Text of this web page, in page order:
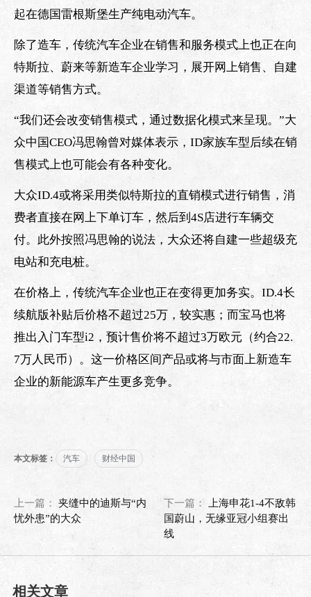
起在德国雷根斯堡生产纯电动汽车。
除了造车，传统汽车企业在销售和服务模式上也正在向
特斯拉、蔚来等新造车企业学习，展开网上销售、自建
渠道等销售方式。
“我们还会改变销售模式，通过数据化模式来呈现。”大
众中国CEO冯思翰曾对媒体表示，ID家族车型后续在销
售模式上也可能会有各种变化。
大众ID.4或将采用类似特斯拉的直销模式进行销售，消
费者直接在网上下单订车，然后到4S店进行车辆交
付。此外按照冯思翰的说法，大众还将自建一些超级充
电站和充电桩。
在价格上，传统汽车企业也正在变得更加务实。ID.4长
续航版补贴后价格不超过25万，较实惠；而宝马也将
推出入门车型i2，预计售价将不超过3万欧元（约合22.
7万人民币）。这一价格区间产品或将与市面上新造车
企业的新能源车产生更多竞争。
本文标签： 汽车 财经中国
上一篇：
夹缝中的迪斯与“内
忧外患”的大众
下一篇：
上海申花1-4不敌韩
国蔚山，无缘亚冠小组赛出
线
相关文章